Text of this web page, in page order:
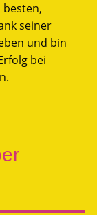
besten,
seiner
und bin
bei